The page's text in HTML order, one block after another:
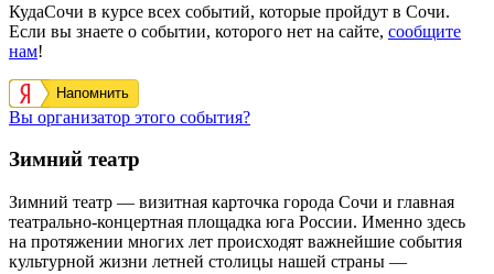
КудаСочи в курсе всех событий, которые пройдут в Сочи.
Если вы знаете о событии, которого нет на сайте, сообщите
нам!
Напомнить
Вы организатор этого события?
Зимний театр
Зимний театр — визитная карточка города Сочи и главная
театрально-концертная площадка юга России. Именно здесь
на протяжении многих лет происходят важнейшие события
культурной жизни летней столицы нашей страны —